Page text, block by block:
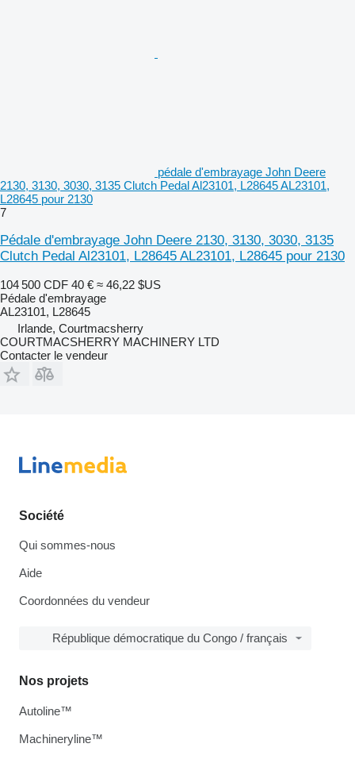
pédale d'embrayage John Deere
2130, 3130, 3030, 3135 Clutch Pedal Al23101, L28645 AL23101,
L28645 pour 2130
7
Pédale d'embrayage John Deere 2130, 3130, 3030, 3135
Clutch Pedal Al23101, L28645 AL23101, L28645 pour 2130
104 500 CDF 40 € ≈ 46,22 $US
Pédale d'embrayage
AL23101, L28645
Irlande, Courtmacsherry
COURTMACSHERRY MACHINERY LTD
Contacter le vendeur
Société
Qui sommes-nous
Aide
Coordonnées du vendeur
République démocratique du Congo / français
Nos projets
Autoline™
Machineryline™